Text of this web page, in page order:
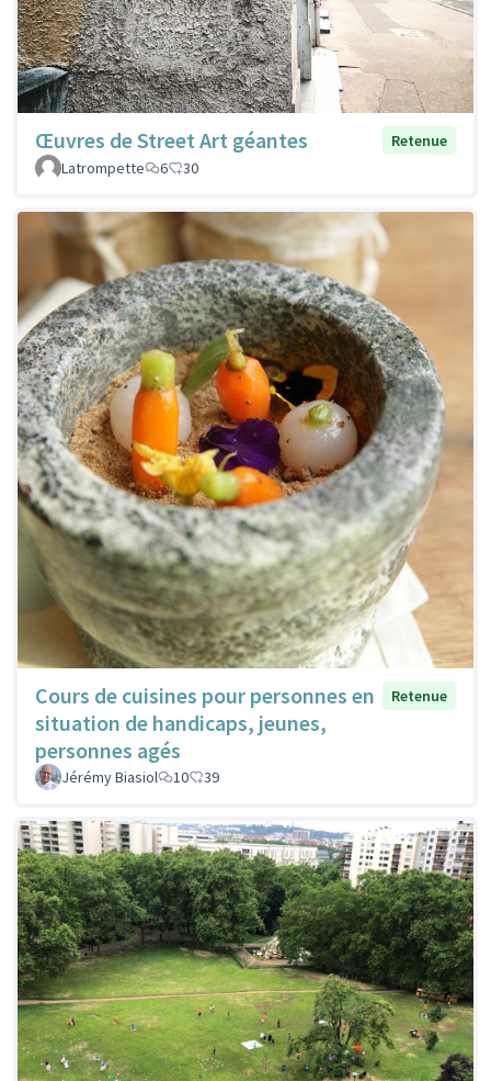
Œuvres de Street Art géantes
Retenue
Latrompette
6 30
Cours de cuisines pour personnes en
situation de handicaps, jeunes,
personnes agés
Retenue
Jérémy Biasiol 10 39